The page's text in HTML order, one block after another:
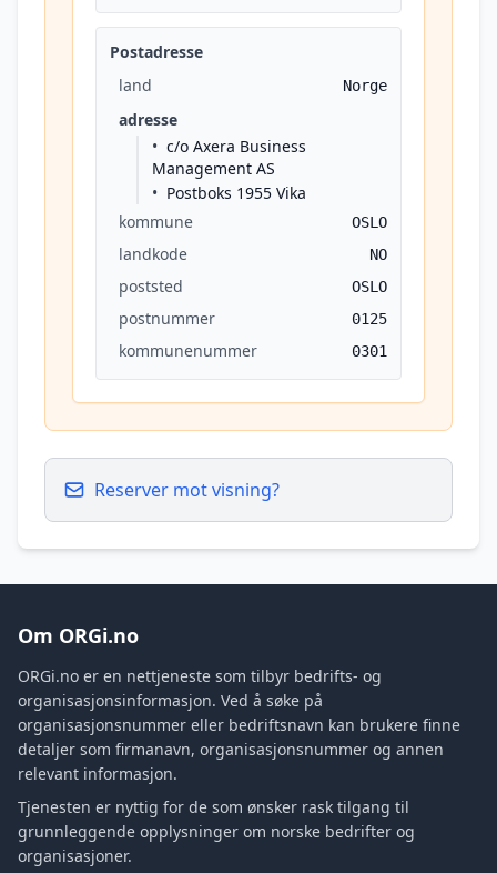
Postadresse
land
Norge
adresse
c/o Axera Business
Management AS
Postboks 1955 Vika
kommune
OSLO
landkode NO
poststed OSLO
postnummer 0125
kommunenummer 0301
Reserver mot visning?
Om ORGi.no
ORGi.no er en nettjeneste som tilbyr bedrifts- og
organisasjonsinformasjon. Ved å søke på
organisasjonsnummer eller bedriftsnavn kan brukere finne
detaljer som firmanavn, organisasjonsnummer og annen
relevant informasjon.
Tjenesten er nyttig for de som ønsker rask tilgang til
grunnleggende opplysninger om norske bedrifter og
organisasjoner.